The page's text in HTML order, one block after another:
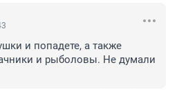
и попадете, а также
и рыболовы. Не думали